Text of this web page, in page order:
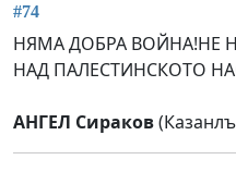
#74
НЯМА ДОБРА ВОЙНА!НЕ
НАД ПАЛЕСТИНСКОТО
АНГЕЛ Сираков